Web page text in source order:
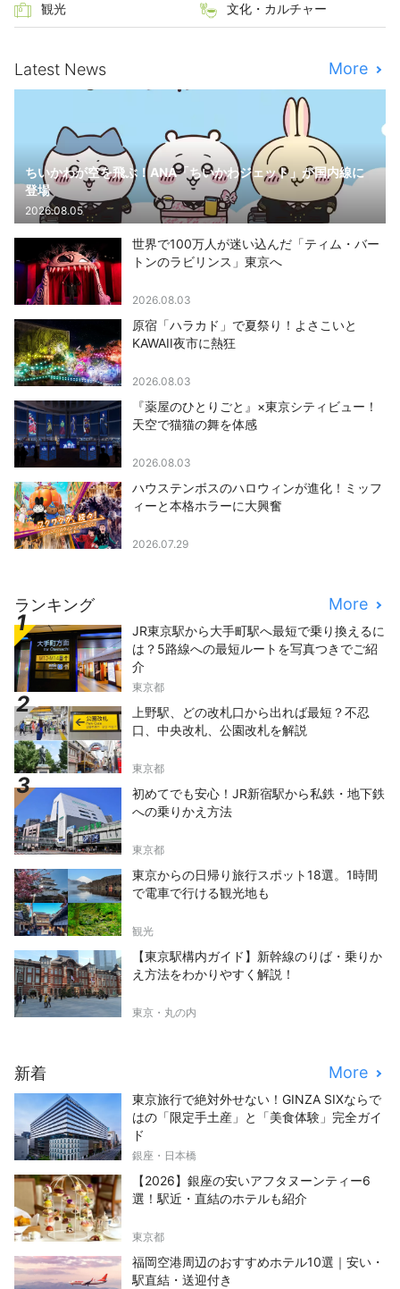
観光 文化・カルチャー
Latest News More
ちいかわが空を飛ぶ！ANA「ちいかわジェット」が国内線に
登場
2026.08.05
世界で100万人が迷い込んだ「ティム・バー
トンのラビリンス」東京へ
2026.08.03
原宿「ハラカド」で夏祭り！よさこいと
KAWAII夜市に熱狂
2026.08.03
『薬屋のひとりごと』×東京シティビュー！
天空で猫猫の舞を体感
2026.08.03
ハウステンボスのハロウィンが進化！ミッフ
ィーと本格ホラーに大興奮
2026.07.29
ランキング More
JR東京駅から大手町駅へ最短で乗り換えるに
は？5路線への最短ルートを写真つきでご紹
介
東京都
上野駅、どの改札口から出れば最短？不忍
口、中央改札、公園改札を解説
東京都
初めてでも安心！JR新宿駅から私鉄・地下鉄
への乗りかえ方法
東京都
東京からの日帰り旅行スポット18選。1時間
で電車で行ける観光地も
観光
【東京駅構内ガイド】新幹線のりば・乗りか
え方法をわかりやすく解説！
東京・丸の内
新着 More
東京旅行で絶対外せない！GINZA SIXならで
はの「限定手土産」と「美食体験」完全ガイ
ド
銀座・日本橋
【2026】銀座の安いアフタヌーンティー6
選！駅近・直結のホテルも紹介
東京都
福岡空港周辺のおすすめホテル10選｜安い・
駅直結・送迎付き